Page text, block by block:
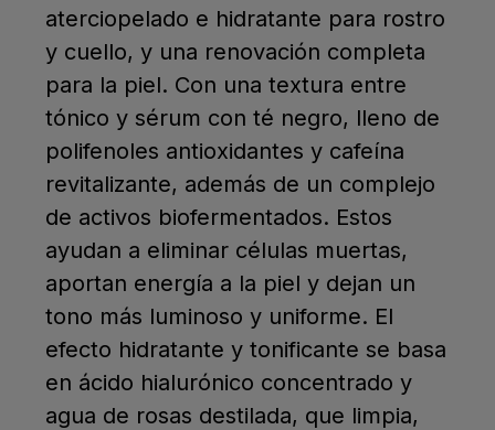
aterciopelado e hidratante para rostro
y cuello, y una renovación completa
para la piel. Con una textura entre
tónico y sérum con té negro, lleno de
polifenoles antioxidantes y cafeína
revitalizante, además de un complejo
de activos biofermentados. Estos
ayudan a eliminar células muertas,
aportan energía a la piel y dejan un
tono más luminoso y uniforme. El
efecto hidratante y tonificante se basa
en ácido hialurónico concentrado y
agua de rosas destilada, que limpia,